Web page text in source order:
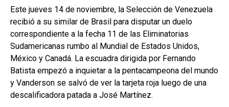
Este jueves 14 de noviembre, la Selección de Venezuela
recibió a su similar de Brasil para disputar un duelo
correspondiente a la fecha 11 de las Eliminatorias
Sudamericanas rumbo al Mundial de Estados Unidos,
México y Canadá. La escuadra dirigida por Fernando
Batista empezó a inquietar a la pentacampeona del mundo
y Vanderson se salvó de ver la tarjeta roja luego de una
descalificadora patada a José Martínez.